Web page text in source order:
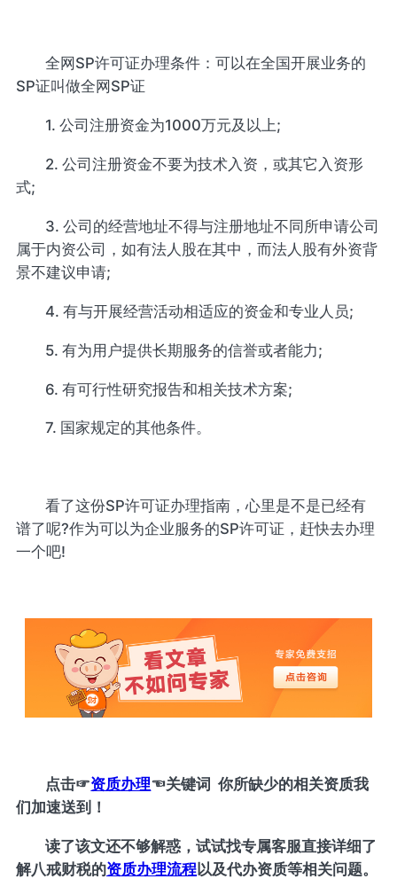
全网SP许可证办理条件：可以在全国开展业务的
SP证叫做全网SP证
1. 公司注册资金为1000万元及以上;
2. 公司注册资金不要为技术入资，或其它入资形
式;
3. 公司的经营地址不得与注册地址不同所申请公司
属于内资公司，如有法人股在其中，而法人股有外资背
景不建议申请;
4. 有与开展经营活动相适应的资金和专业人员;
5. 有为用户提供长期服务的信誉或者能力;
6. 有可行性研究报告和相关技术方案;
7. 国家规定的其他条件。
看了这份SP许可证办理指南，心里是不是已经有
谱了呢?作为可以为企业服务的SP许可证，赶快去办理
一个吧!
点击☞资质办理☜关键词 你所缺少的相关资质我
们加速送到！
读了该文还不够解惑，试试找专属客服直接详细了
解八戒财税的资质办理流程以及代办资质等相关问题。